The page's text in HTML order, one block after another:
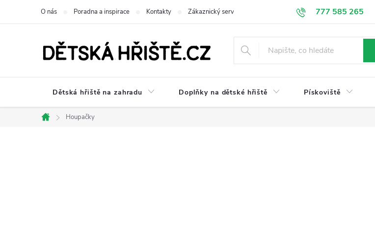
777 585 265
O nás Poradna a inspirace Kontakty Zákaznický servis Doprava a platba Obchodní podmínky
Dětská hřiště na zahradu Doplňky na dětské hřiště Pískoviště
Domů
Houpačky